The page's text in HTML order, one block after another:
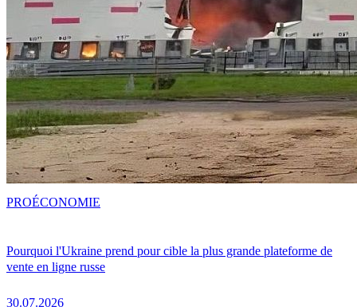
Pourquoi l'Ukraine prend pour cible la plus grande plateforme de
vente en ligne russe
30.07.2026
PROÉCONOMIE